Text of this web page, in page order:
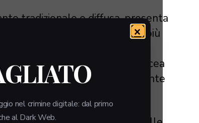
×
nel crimine digitale: dal primo
al Dark Web.
tradizionale e diffusa, presenta
di falsificazione sono sempre più
per le aziende individuare le
di una firma cartacea
complicando ulteriormente